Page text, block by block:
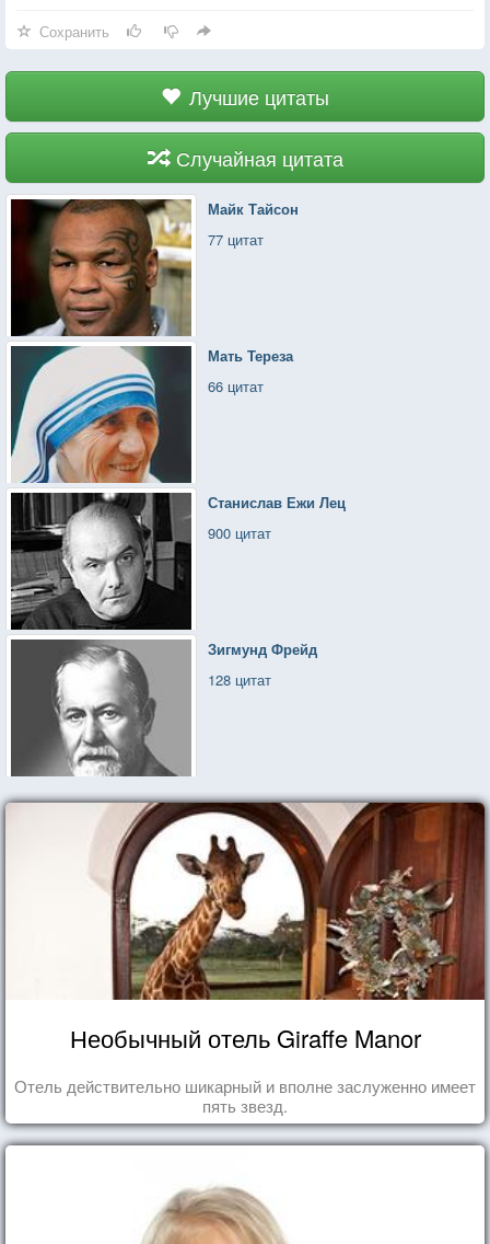
и женщиной. Город. Его создали люди. Ева. Её
создали люди. Что такое человек? Его создал Бог.
Люди были созданы людьми. У меня есть жизнь
и душа. Сосуд души. Контактная капсула. Это трон
Сохранить
Лучшие цитаты
Случайная цитата
Майк Тайсон
77 цитат
Мать Тереза
66 цитат
Станислав Ежи Лец
900 цитат
Зигмунд Фрейд
128 цитат
Необычный отель Giraffe Manor
Отель действительно шикарный и вполне заслуженно имеет
пять звезд.